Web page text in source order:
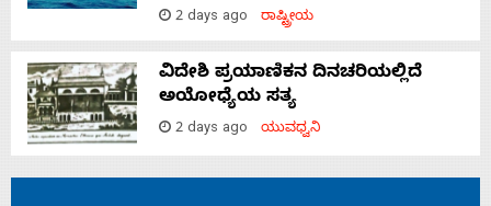
2 days ago ರಾಷ್ಟ್ರೀಯ
ವಿದೇಶಿ ಪ್ರಯಾಣಿಕನ ದಿನಚರಿಯಲ್ಲಿದೆ
ಅಯೋಧ್ಯೆಯ ಸತ್ಯ
2 days ago ಯುವಧ್ವನಿ